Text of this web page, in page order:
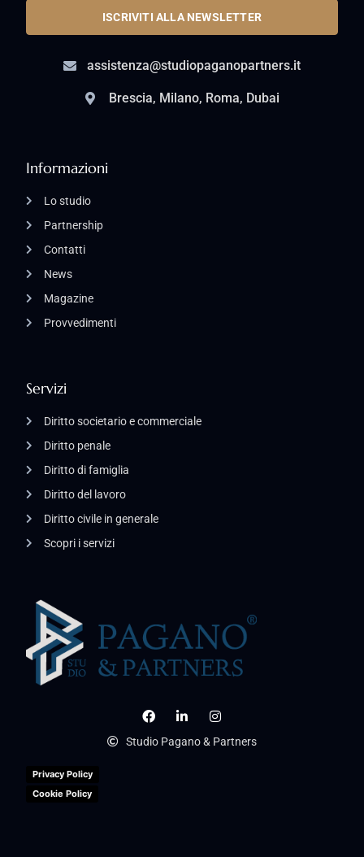
Studio Pagano & Partners
Privacy Policy
Cookie Policy
Servizi
Diritto societario e commerciale
Diritto penale
Diritto di famiglia
Diritto del lavoro
Diritto civile in generale
Scopri i servizi
Informazioni
Lo studio
Partnership
Contatti
News
Magazine
Provvedimenti
ISCRIVITI ALLA NEWSLETTER
assistenza@studiopaganopartners.it
Brescia, Milano, Roma, Dubai